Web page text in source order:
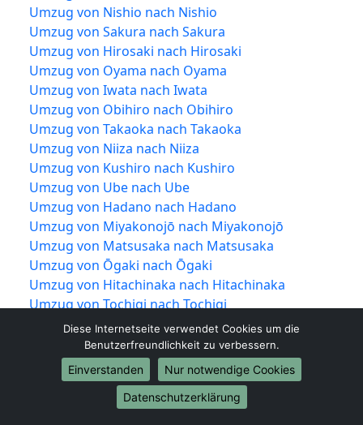
Umzug von Nishio nach Nishio
Umzug von Sakura nach Sakura
Umzug von Hirosaki nach Hirosaki
Umzug von Oyama nach Oyama
Umzug von Iwata nach Iwata
Umzug von Obihiro nach Obihiro
Umzug von Takaoka nach Takaoka
Umzug von Niiza nach Niiza
Umzug von Kushiro nach Kushiro
Umzug von Ube nach Ube
Umzug von Hadano nach Hadano
Umzug von Miyakonojō nach Miyakonojō
Umzug von Matsusaka nach Matsusaka
Umzug von Ōgaki nach Ōgaki
Umzug von Hitachinaka nach Hitachinaka
Umzug von Tochigi nach Tochigi
Umzug von Ueda nach Ueda
Umzug von Kariya nach Kariya
Umzug von Noda nach Noda
Umzug von Kawanishi nach Kawanishi
Umzug von Higashimurayama nach
Diese Internetseite verwendet Cookies um die
Benutzerfreundlichkeit zu verbessern.
Einverstanden
Nur notwendige Cookies
Datenschutzerklärung